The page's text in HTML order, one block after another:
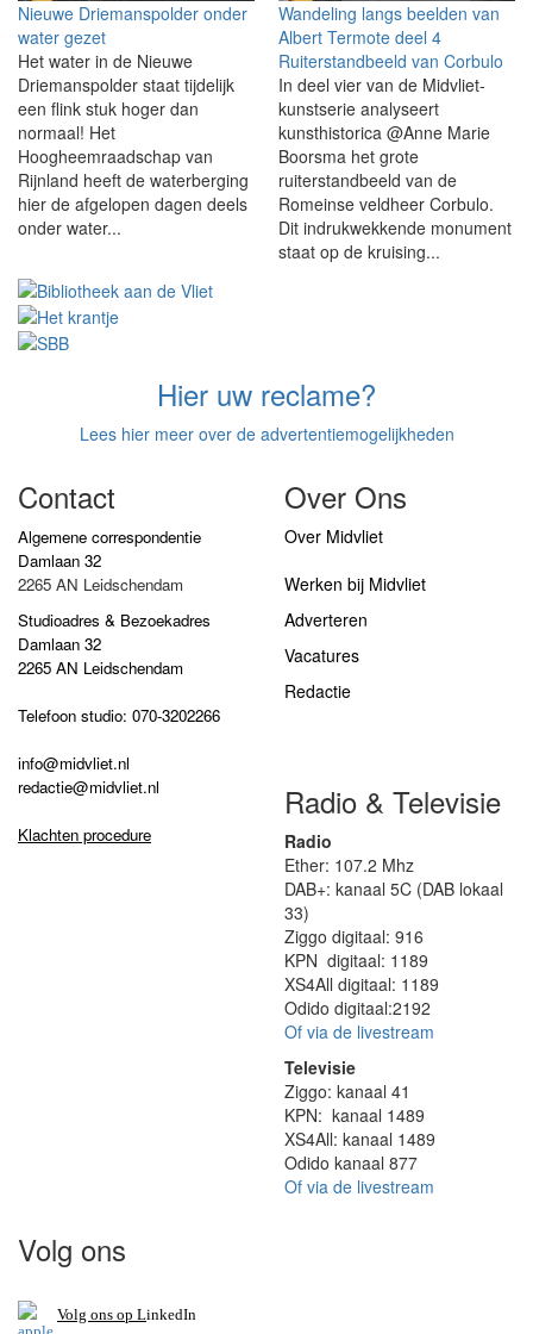
Nieuwe Driemanspolder onder
water gezet
Het water in de Nieuwe
Driemanspolder staat tijdelijk
een flink stuk hoger dan
normaal! Het
Hoogheemraadschap van
Rijnland heeft de waterberging
hier de afgelopen dagen deels
onder water...
Wandeling langs beelden van
Albert Termote deel 4
Ruiterstandbeeld van Corbulo
In deel vier van de Midvliet-
kunstserie analyseert
kunsthistorica @Anne Marie
Boorsma het grote
ruiterstandbeeld van de
Romeinse veldheer Corbulo.
Dit indrukwekkende monument
staat op de kruising...
Hier uw reclame?
Lees hier meer over de advertentiemogelijkheden
Contact
Algemene correspondentie
Damlaan 32
2265 AN Leidschendam
Studioadres & Bezoekadres
Damlaan 32
2265 AN Leidschendam
Telefoon studio: 070-3202266
info@midvliet.nl
redactie@midvliet.nl
Klachten procedure
Over Ons
Over Midvliet
Werken bij Midvliet
Adverteren
Vacatures
Redactie
Radio & Televisie
Radio
Ether: 107.2 Mhz
DAB+: kanaal 5C (DAB lokaal
33)
Ziggo digitaal: 916
KPN digitaal: 1189
XS4All digitaal: 1189
Odido digitaal:2192
Of via de livestream
Televisie
Ziggo: kanaal 41
KPN: kanaal 1489
XS4All: kanaal 1489
Odido kanaal 877
Of via de livestream
Volg ons
Volg ons op LinkedIn